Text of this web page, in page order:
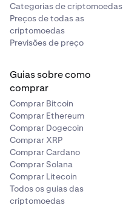
Categorias de criptomoedas
Preços de todas as
criptomoedas
Previsões de preço
Guias sobre como
comprar
Comprar Bitcoin
Comprar Ethereum
Comprar Dogecoin
Comprar XRP
Comprar Cardano
Comprar Solana
Comprar Litecoin
Todos os guias das
criptomoedas